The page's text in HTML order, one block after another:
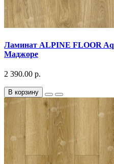
Ламинат ALPINE FLOOR
Маджоре
2 390.00 р.
В корзину